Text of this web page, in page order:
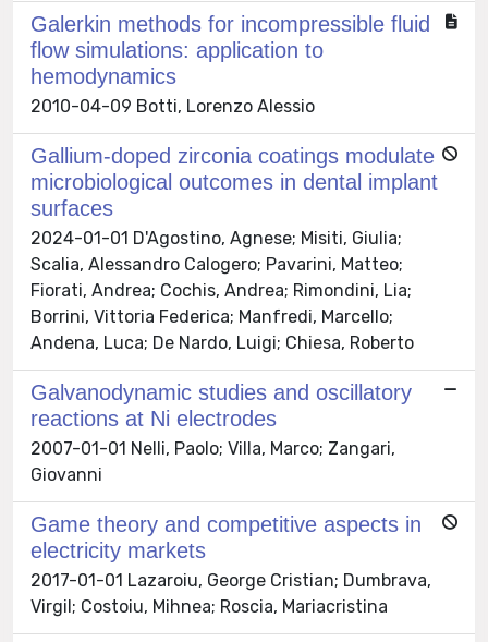
Galerkin methods for incompressible fluid
flow simulations: application to
hemodynamics
2010-04-09 Botti, Lorenzo Alessio
Gallium‐doped zirconia coatings modulate
microbiological outcomes in dental implant
surfaces
2024-01-01 D'Agostino, Agnese; Misiti, Giulia;
Scalia, Alessandro Calogero; Pavarini, Matteo;
Fiorati, Andrea; Cochis, Andrea; Rimondini, Lia;
Borrini, Vittoria Federica; Manfredi, Marcello;
Andena, Luca; De Nardo, Luigi; Chiesa, Roberto
Galvanodynamic studies and oscillatory
reactions at Ni electrodes
2007-01-01 Nelli, Paolo; Villa, Marco; Zangari,
Giovanni
Game theory and competitive aspects in
electricity markets
2017-01-01 Lazaroiu, George Cristian; Dumbrava,
Virgil; Costoiu, Mihnea; Roscia, Mariacristina